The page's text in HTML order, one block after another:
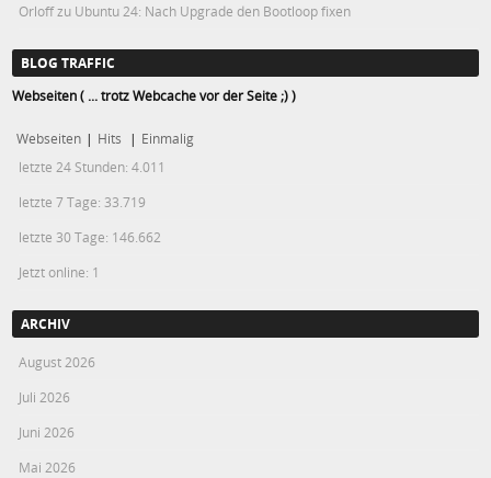
Orloffzu Ubuntu 24: Nach Upgrade den Bootloop fixen
BLOG TRAFFIC
Webseiten ( ... trotz Webcache vor der Seite ;) )
Webseiten | Hits | Einmalig
letzte 24 Stunden:4.011
letzte 7 Tage: 33.719
letzte 30 Tage: 146.662
Jetzt online: 1
ARCHIV
August 2026
Juli 2026
Juni 2026
Mai 2026